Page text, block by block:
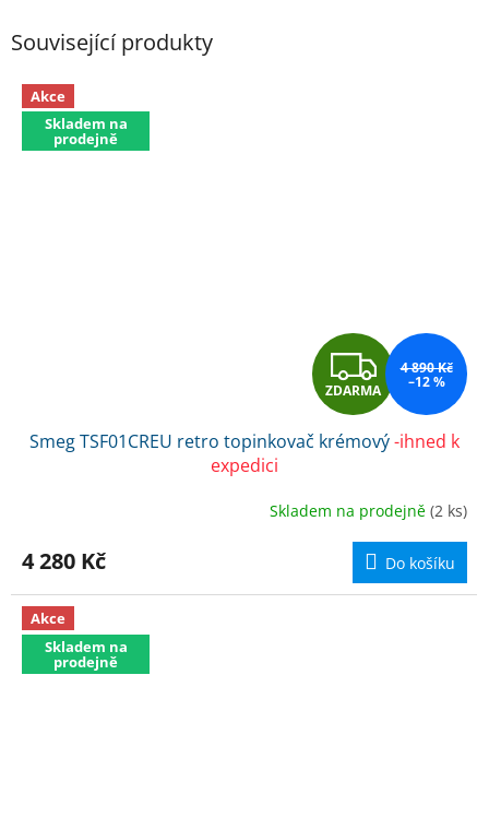
Související produkty
Akce
Skladem na
prodejně
Z
D
A
R
M
A
ZDARMA
4 890 Kč
–12 %
Smeg TSF01CREU retro topinkovač krémový-ihned k
expedici
Skladem na prodejně (2 ks)
4 280 Kč Do košíku
Akce
Skladem na
prodejně